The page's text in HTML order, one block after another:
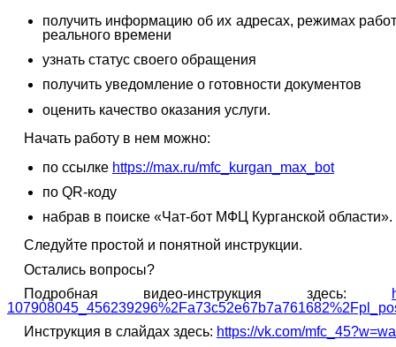
получить информацию об их адресах, режимах
реального времени
узнать статус своего обращения
получить уведомление о готовности документов
оценить качество оказания услуги.
Начать работу в нем можно:
по ссылке https://max.ru/mfc_kurgan_max_bot
по QR-коду
набрав в поиске «Чат-бот МФЦ Курганской области».
Следуйте простой и понятной инструкции.
Остались вопросы?
Подробная видео-инструкция здесь:
Инструкция в слайдах здесь: https://vk.com/